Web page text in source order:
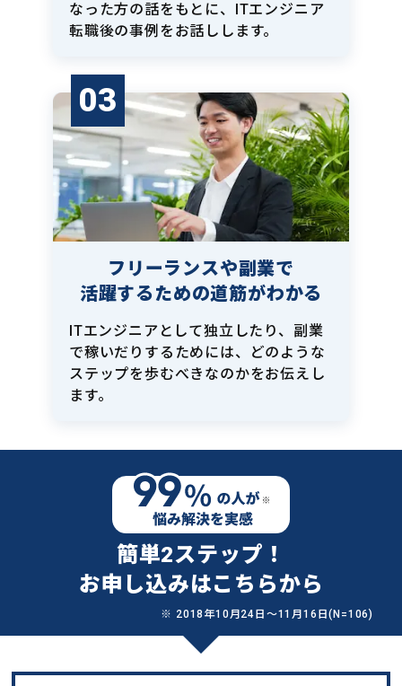
なった方の話をもとに、ITエンジニア
転職後の事例をお話しします。
03
フリーランスや副業で
活躍するための道筋がわかる
ITエンジニアとして独立したり、副業
で稼いだりするためには、どのような
ステップを歩むべきなのかをお伝えし
ます。
簡単2ステップ！
お申し込みはこちらから
※ 2018年10月24日〜11月16日(N=106)